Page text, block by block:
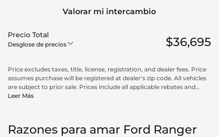
Valorar mi intercambio
Precio Total
Desglose de precios $36,695
Price excludes taxes, title, license, registration, and dealer fees. Price
assumes purchase will be registered at dealer's zip code. All vehicles
are subject to prior sale. Prices include all applicable rebates and
incentives available to all consumers; additional rebates may apply.
Leer Más
Razones para amar Ford Ranger